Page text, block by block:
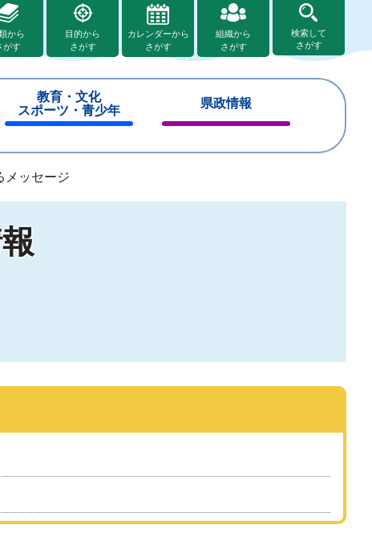
から
がす
目的から
さがす
カレンダーから
さがす
組織から
さがす
検索して
さがす
教育・文化
スポーツ・青少年
じ
県政情報
じ
メッセージ